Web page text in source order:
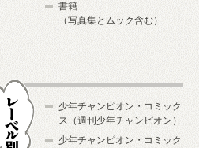
書籍
（写真集とムック含む）
少年チャンピオン・コミック
ス（週刊少年チャンピオン）
少年チャンピオン・コミック